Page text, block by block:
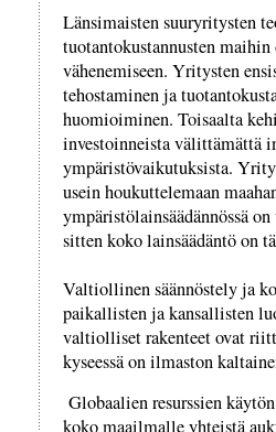
Länsimaisten suuryritysten
tuotantokustannusten
vähenemiseen. Yritysten
tehostaminen ja
huomioiminen. Toisaalta
investoinneista välittämättä
ympäristövaikutuksista.
usein houkuttelemaan
ympäristölainsäädännössä
sitten koko lainsäädäntö on
Valtiollinen säännöstely ja
paikallisten ja kansallisten
valtiolliset rakenteet ovat
kyseessä on ilmaston
Globaalien resurssien
koko maailmalle yhteistä